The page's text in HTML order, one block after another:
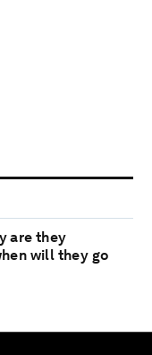
are they
will they go